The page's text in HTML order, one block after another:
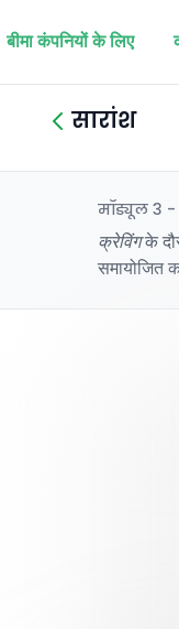
बीमा कंपनियों के लिए
सारांश
मॉड्यूल 3 -
क्रेविंगके
समायोजित